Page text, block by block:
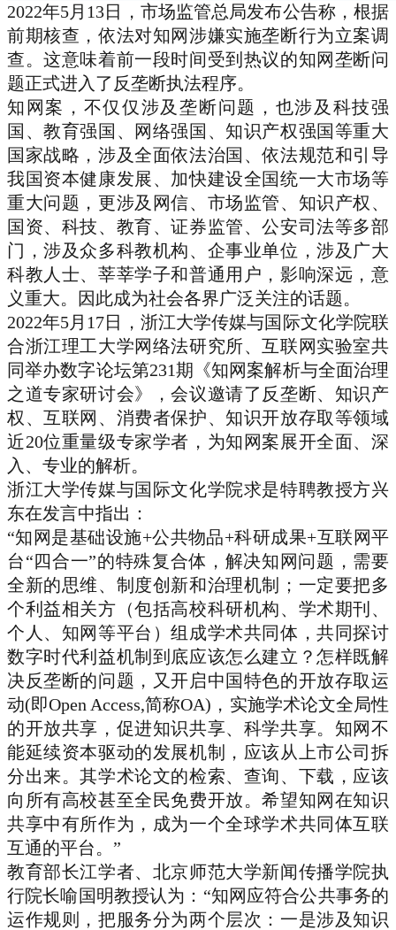
2022年5月13日，市场监管总局发布公告称，根据
前期核查，依法对知网涉嫌实施垄断行为立案调
查。这意味着前一段时间受到热议的知网垄断问
题正式进入了反垄断执法程序。
知网案，不仅仅涉及垄断问题，也涉及科技强
国、教育强国、网络强国、知识产权强国等重大
国家战略，涉及全面依法治国、依法规范和引导
我国资本健康发展、加快建设全国统一大市场等
重大问题，更涉及网信、市场监管、知识产权、
国资、科技、教育、证券监管、公安司法等多部
门，涉及众多科教机构、企事业单位，涉及广大
科教人士、莘莘学子和普通用户，影响深远，意
义重大。因此成为社会各界广泛关注的话题。
2022年5月17日，浙江大学传媒与国际文化学院联
合浙江理工大学网络法研究所、互联网实验室共
同举办数字论坛第231期《知网案解析与全面治理
之道专家研讨会》
，会议邀请了反垄断、知识产
权、互联网、消费者保护、知识开放存取等领域
近20位重量级专家学者，为知网案展开全面、深
入、专业的解析。
浙江大学传媒与国际文化学院求是特聘教授方兴
东在发言中指出：
“知网是基础设施+公共物品+科研成果+互联网平
台“四合一”的特殊复合体，解决知网问题，需要
全新的思维、制度创新和治理机制；一定要把多
个利益相关方（包括高校科研机构、学术期刊、
个人、知网等平台）组成学术共同体，共同探讨
数字时代利益机制到底应该怎么建立？怎样既解
决反垄断的问题，又开启中国特色的开放存取运
动(即Open Access,简称OA)，实施学术论文全局性
的开放共享，促进知识共享、科学共享。知网不
能延续资本驱动的发展机制，应该从上市公司拆
分出来。其学术论文的检索、查询、下载，应该
向所有高校甚至全民免费开放。希望知网在知识
共享中有所作为，成为一个全球学术共同体互联
互通的平台。”
教育部长江学者、北京师范大学新闻传播学院执
行院长喻国明教授认为：“知网应符合公共事务的
运作规则，把服务分为两个层次：一是涉及知识